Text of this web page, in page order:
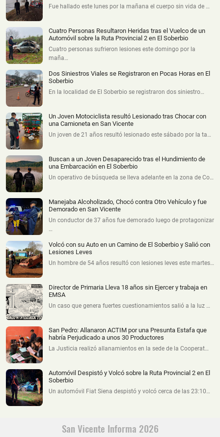
Fue hallado este lunes por la mañana el cuerpo sin vida de …
Cuatro Personas Resultaron Heridas tras el Vuelco de un
Automóvil sobre la Ruta Provincial 2 en El Soberbio
Cuatro personas sufrieron lesiones este domingo por la
maña…
Dos Siniestros Viales se Registraron en Pocas Horas en El
Soberbio
En la localidad de El Soberbio se registraron dos siniestro…
Un Joven Motociclista resultó Lesionado tras Chocar con
una Camioneta en San Vicente
Un joven de 21 años resultó lesionado este sábado por la ta…
Buscan a un Joven Desaparecido tras el Hundimiento de
una Embarcación en El Soberbio
Un operativo de búsqueda se lleva adelante en la zona de Co…
Manejaba Alcoholizado, Chocó contra Otro Vehículo y fue
Demorado en San Vicente
Un conductor de 37 años fue demorado luego de protagonizar
…
Volcó con su Auto en un Camino de El Soberbio y Salió con
Lesiones Leves
Un hombre de 54 años resultó con lesiones leves este martes…
Director de Primaria Lleva 18 años sin Ejercer y trabaja en
EMSA
Un caso que genera fuertes cuestionamientos salió a la luz …
San Pedro: Allanaron ACTIM por una Presunta Estafa que
habría Perjudicado a unos 30 Productores
La Justicia realizó allanamientos en la sede de la Cooperat…
Automóvil Despistó y Volcó sobre la Ruta Provincial 2 en El
Soberbio
Un automóvil Fiat Siena despistó y volcó cerca de las 23:10…
San Vicente Informa 2026